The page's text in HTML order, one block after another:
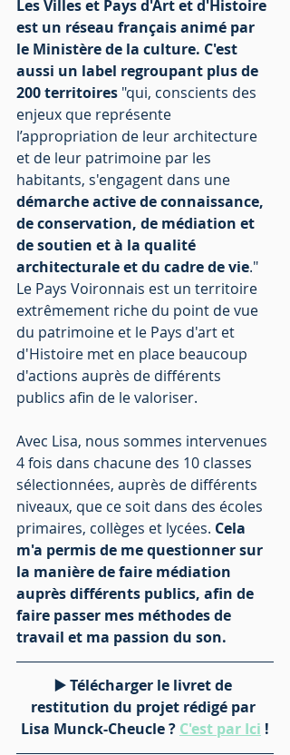
Les Villes et Pays d'Art et d'Histoire
est un réseau français animé par
le Ministère de la culture. C'est
aussi un label regroupant plus de
200 territoires "qui, conscients des
enjeux que représente
l’appropriation de leur architecture
et de leur patrimoine par les
habitants, s'engagent dans une
démarche active de connaissance,
de conservation, de médiation et
de soutien et à la qualité
architecturale et du cadre de vie."
Le Pays Voironnais est un territoire
extrêmement riche du point de vue
du patrimoine et le Pays d'art et
d'Histoire met en place beaucoup
d'actions auprès de différents
publics afin de le valoriser.
Avec Lisa, nous sommes intervenues
4 fois dans chacune des 10 classes
sélectionnées, auprès de différents
niveaux, que ce soit dans des écoles
primaires, collèges et lycées. Cela
m'a permis de me questionner sur
la manière de faire médiation
auprès différents publics, afin de
faire passer mes méthodes de
travail et ma passion du son.
▶️ Télécharger le livret de
restitution du projet rédigé par
Lisa Munck-Cheucle ? C'est par Ici !